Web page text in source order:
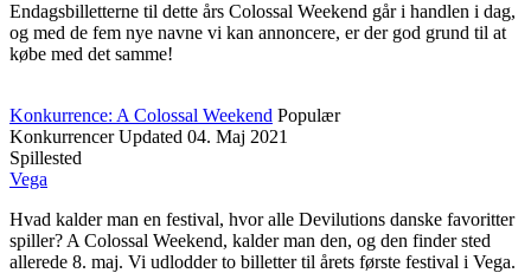
Endagsbilletterne til dette års Colossal Weekend går i handlen i dag,
og med de fem nye navne vi kan annoncere, er der god grund til at
købe med det samme!
Konkurrence: A Colossal Weekend Populær
Konkurrencer Updated 04. Maj 2021
Spillested
Vega
Hvad kalder man en festival, hvor alle Devilutions danske favoritter
spiller? A Colossal Weekend, kalder man den, og den finder sted
allerede 8. maj. Vi udlodder to billetter til årets første festival i Vega.